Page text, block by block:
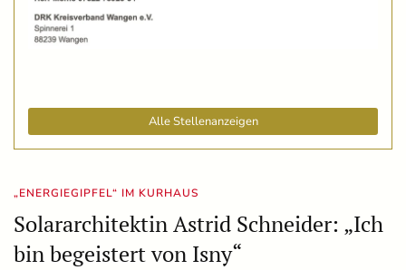
Alle Stellenanzeigen
„ENERGIEGIPFEL“ IM KURHAUS
Solararchitektin Astrid Schneider: „Ich
bin begeistert von Isny“